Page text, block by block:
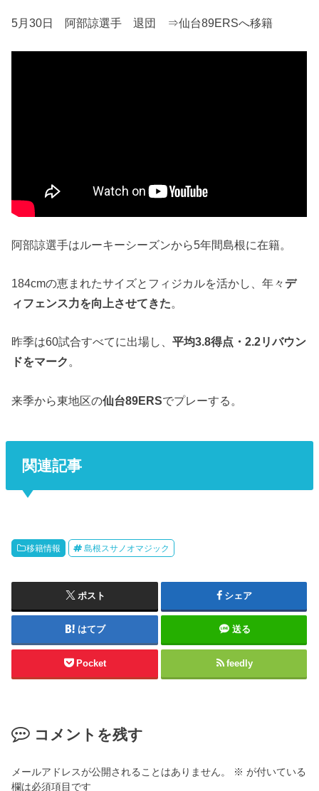
5月30日 阿部諒選手 退団 ⇒仙台89ERSへ移籍
阿部諒選手はルーキーシーズンから5年間島根に在籍。
184cmの恵まれたサイズとフィジカルを活かし、年々 デ
ィフェンス力を向上させてきた。
昨季は60試合すべてに出場し、平均3.8得点・2.2リバウン
ドをマーク 。
来季から東地区の仙台89ERSでプレーする。
関連記事
移籍情報 島根スサノオマジック
ポスト シェア
はてブ 送る
Pocket feedly
コメントを残す
メールアドレスが公開されることはありません。 ※ が付いている
欄は必須項目です